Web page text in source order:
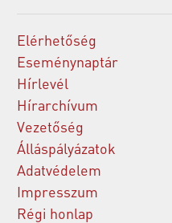
Elérhetőség
Eseménynaptár
Hírlevél
Hírarchívum
Vezetőség
Álláspályázatok
Adatvédelem
Impresszum
Régi honlap